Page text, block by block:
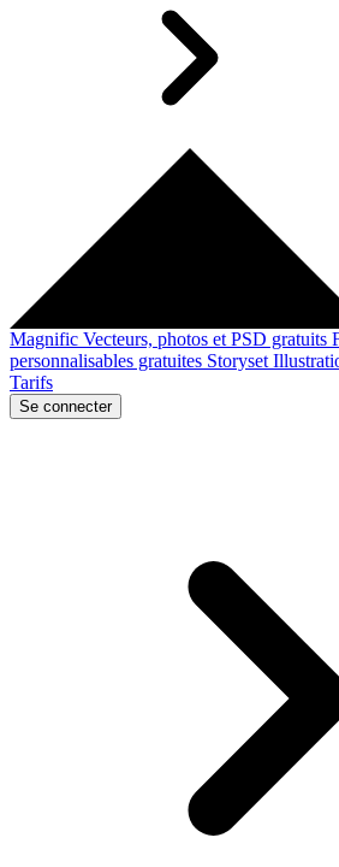
Magnific Vecteurs, photos et PSD gratuits
personnalisables gratuites Storyset
Tarifs
Se connecter